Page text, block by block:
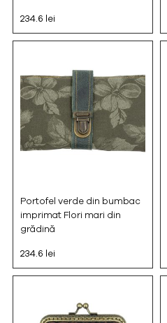
234.6 lei
Portofel verde din bumbac
imprimat Flori mari din
grădină
234.6 lei